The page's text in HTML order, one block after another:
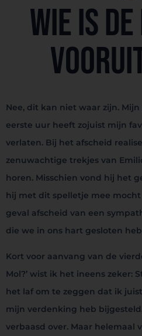
Wie is
Nee, dit kan niet waar zijn.
eerste uur heeft zojuist mijn
verlaten. Bij het afscheid
zenuwachtige trekjes van
horen. Misschien vond hij het
hij met dit spelletje mee
geval afscheid van een
die we in ons hart gesloten
Kort voor aanvang van de
Mol?’ wist ik het ineens zeker:
het laf om te zeggen dat ik
mijn verdenking heb
verbaasd over. Maar helemaal